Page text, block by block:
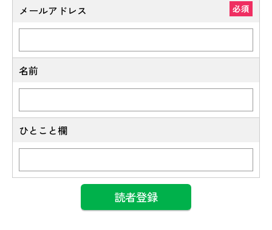
メールアドレス 必須
名前
ひとこと欄